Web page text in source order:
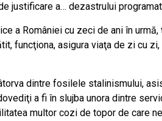
justificare a… dezastrului
a României cu zeci de ani în
funcţiona, asigura viaţa de zi cu
dintre fosilele stalinismului,
a fi în slujba unora dintre
multor cozi de topor de care